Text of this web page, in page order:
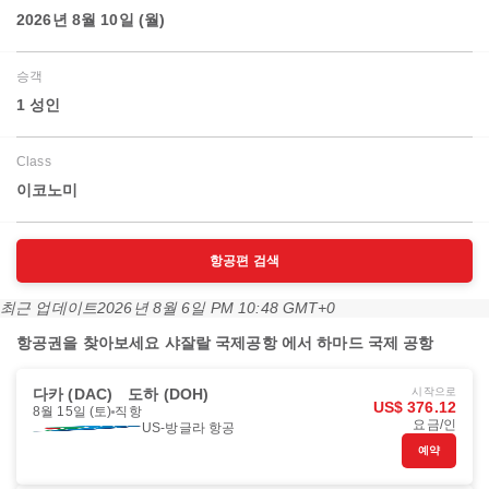
2026년 8월 10일 (월)
승객
1 성인
Class
이코노미
항공편 검색
최근 업데이트2026년 8월 6일 PM 10:48 GMT+0
항공권을 찾아보세요 샤잘랄 국제공항 에서 하마드 국제 공항
다카 (DAC) 도하 (DOH)
8월 15일 (토) 직항
US-방글라 항공
시작으로
US$ 376.12
요금/인
예약